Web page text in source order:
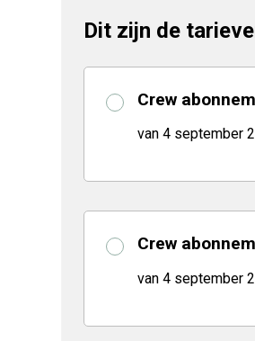
Dit zijn de
Crew
van 4 september
Crew
van 4 september